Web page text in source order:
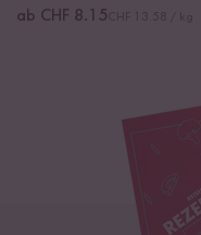
ab CHF 8.15